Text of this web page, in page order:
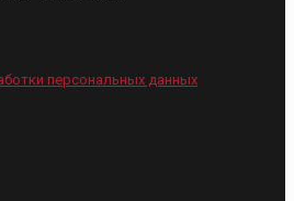
персональных данных